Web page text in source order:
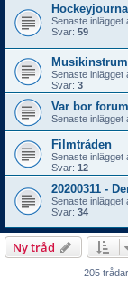
Senaste inlägget
Svar: 59
Senaste inlägget
Svar: 3
Var bor
Senaste inlägget
Filmtråden
Senaste inlägget
Svar: 12
20200311 -
Senaste inlägget
Svar: 34
Ny tråd
205 trådar